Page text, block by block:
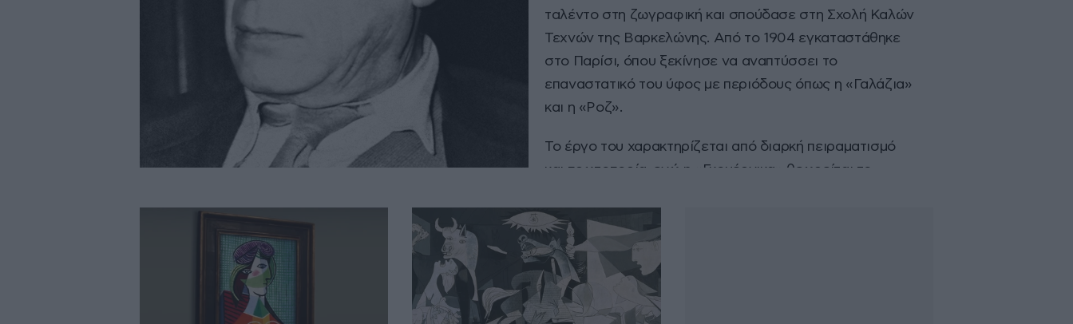
ταλέντο στη ζωγραφική και σπούδασε στη Σχολή Καλών
Τεχνών της Βαρκελώνης. Από το 1904 εγκαταστάθηκε
στο Παρίσι, όπου ξεκίνησε να αναπτύσσει το
επαναστατικό του ύφος με περιόδους όπως η «Γαλάζια»
και η «Ροζ».​
Το έργο του χαρακτηρίζεται από διαρκή πειραματισμό
και πρωτοπορία, ενώ η «Γκουέρνικα» θεωρείται το
βαρβαρότητας του πολέμου και σύμβολο της ειρήνης.
Πάνω από 20.000 έργα του σώζονται, αποδεικνύοντας
την αστείρευτη δημιουργικότητα και επιρροή του σε
όλες τις μορφές τέχνης.​